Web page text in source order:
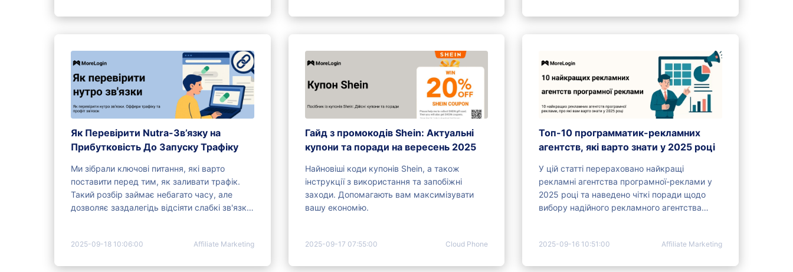
Як Перевірити Nutra-Зв’язку на
Прибутковість До Запуску Трафіку
Ми зібрали ключові питання, які варто
поставити перед тим, як заливати трафік.
Такий розбір займає небагато часу, але
дозволяє заздалегідь відсіяти слабкі зв'язки
2025-09-18 10:06:00 Affiliate Marketing
Гайд з промокодів Shein: Актуальні
купони та поради на вересень 2025
Найновіші коди купонів Shein, а також
інструкції з використання та запобіжні
заходи. Допомагають вам максимізувати
вашу економію.
2025-09-17 07:55:00 Cloud Phone
Топ-10 программатик-рекламних
агентств, які варто знати у 2025 році
У цій статті перераховано найкращі
рекламні агентства програмної-реклами у
2025 році та наведено чіткі поради щодо
вибору надійного рекламного агентства
2025-09-16 10:51:00 Affiliate Marketing